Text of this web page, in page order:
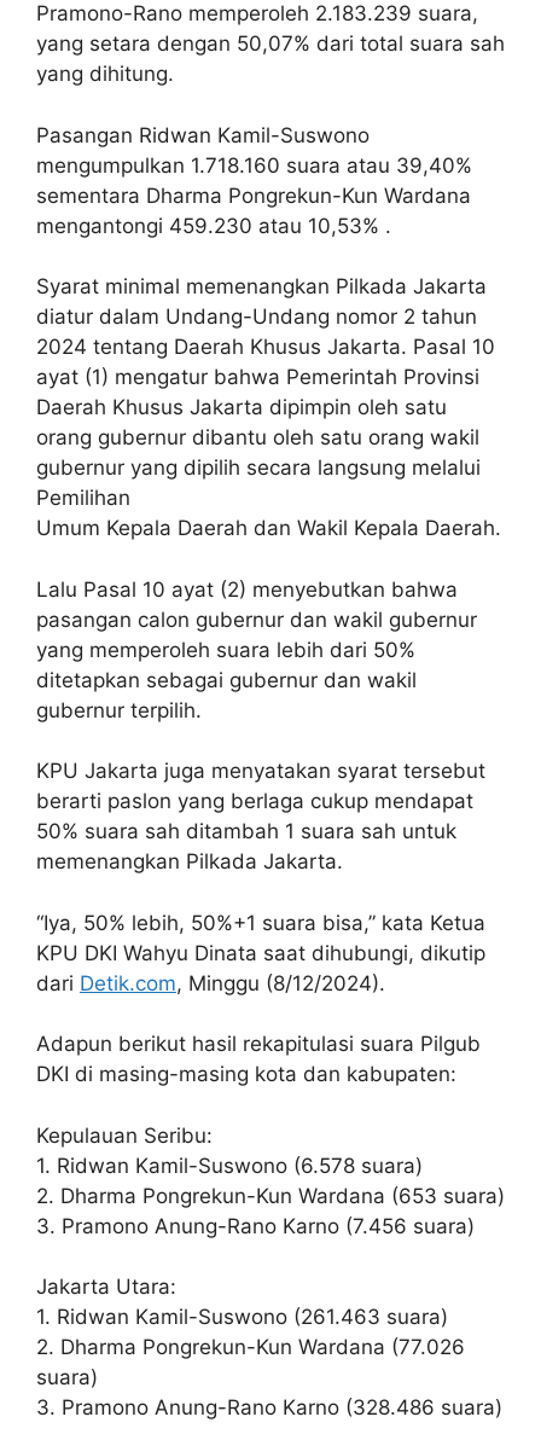
Pramono-Rano memperoleh 2.183.239 suara,
yang setara dengan 50,07% dari total suara sah
yang dihitung.
Pasangan Ridwan Kamil-Suswono
mengumpulkan 1.718.160 suara atau 39,40%
sementara Dharma Pongrekun-Kun Wardana
mengantongi 459.230 atau 10,53% .
Syarat minimal memenangkan Pilkada Jakarta
diatur dalam Undang-Undang nomor 2 tahun
2024 tentang Daerah Khusus Jakarta. Pasal 10
ayat (1) mengatur bahwa Pemerintah Provinsi
Daerah Khusus Jakarta dipimpin oleh satu
orang gubernur dibantu oleh satu orang wakil
gubernur yang dipilih secara langsung melalui
Pemilihan
Umum Kepala Daerah dan Wakil Kepala Daerah.
Lalu Pasal 10 ayat (2) menyebutkan bahwa
pasangan calon gubernur dan wakil gubernur
yang memperoleh suara lebih dari 50%
ditetapkan sebagai gubernur dan wakil
gubernur terpilih.
KPU Jakarta juga menyatakan syarat tersebut
berarti paslon yang berlaga cukup mendapat
50% suara sah ditambah 1 suara sah untuk
memenangkan Pilkada Jakarta.
“Iya, 50% lebih, 50%+1 suara bisa,” kata Ketua
KPU DKI Wahyu Dinata saat dihubungi, dikutip
dari Detik.com, Minggu (8/12/2024).
Adapun berikut hasil rekapitulasi suara Pilgub
DKI di masing-masing kota dan kabupaten:
Kepulauan Seribu:
1. Ridwan Kamil-Suswono (6.578 suara)
2. Dharma Pongrekun-Kun Wardana (653 suara)
3. Pramono Anung-Rano Karno (7.456 suara)
Jakarta Utara:
1. Ridwan Kamil-Suswono (261.463 suara)
2. Dharma Pongrekun-Kun Wardana (77.026
suara)
3. Pramono Anung-Rano Karno (328.486 suara)